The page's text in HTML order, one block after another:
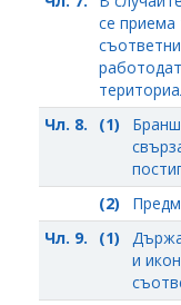
се приема
Чл. 8.
(1)
(2)
Чл. 9.
(1)
и